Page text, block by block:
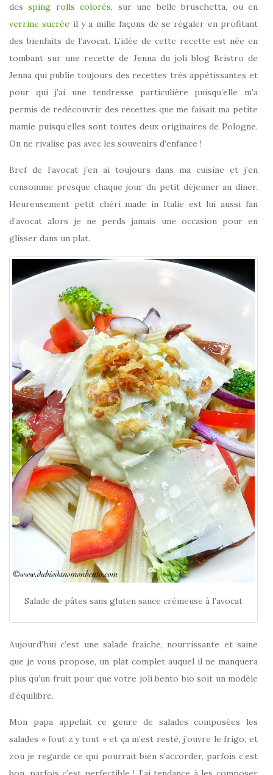
dessping rolls colorés, sur une belle bruschetta, ou en
verrine sucrée il y a mille façons de se régaler en profitant
des bienfaits de l’avocat. L’idée de cette recette est née en
tombant sur une recette de Jenna du joli blog Bristro de
Jenna qui publie toujours des recettes très appétissantes et
pour qui j’ai une tendresse particulière puisqu’elle m’a
permis de redécouvrir des recettes que me faisait ma petite
mamie puisqu’elles sont toutes deux originaires de Pologne.
On ne rivalise pas avec les souvenirs d’enfance !
Bref de l’avocat j’en ai toujours dans ma cuisine et j’en
consomme presque chaque jour du petit déjeuner au diner.
Heureusement petit chéri made in Italie est lui aussi fan
d’avocat alors je ne perds jamais une occasion pour en
glisser dans un plat.
Salade de pâtes sans gluten sauce crémeuse à l’avocat
Aujourd’hui c’est une salade fraiche, nourrissante et saine
que je vous propose, un plat complet auquel il ne manquera
plus qu’un fruit pour que votre joli bento bio soit un modèle
d’équilibre.
Mon papa appelait ce genre de salades composées les
salades « fout z’y tout » et ça m’est resté, j’ouvre le frigo, et
zou je regarde ce qui pourrait bien s’accorder, parfois c’est